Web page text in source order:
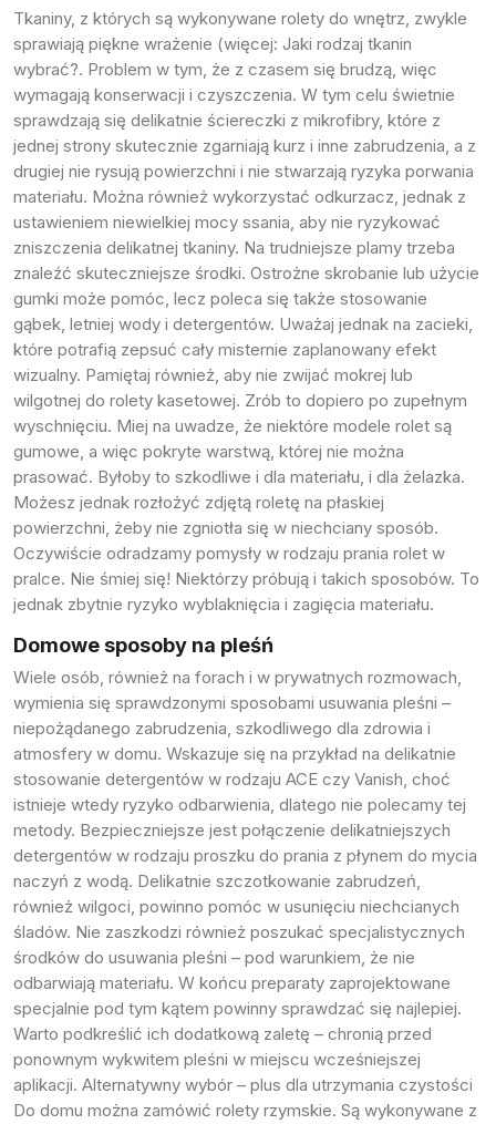
Tkaniny, z których są wykonywane rolety do wnętrz, zwykle
sprawiają piękne wrażenie (więcej: Jaki rodzaj tkanin
wybrać?. Problem w tym, że z czasem się brudzą, więc
wymagają konserwacji i czyszczenia. W tym celu świetnie
sprawdzają się delikatnie ściereczki z mikrofibry, które z
jednej strony skutecznie zgarniają kurz i inne zabrudzenia, a z
drugiej nie rysują powierzchni i nie stwarzają ryzyka porwania
materiału. Można również wykorzystać odkurzacz, jednak z
ustawieniem niewielkiej mocy ssania, aby nie ryzykować
zniszczenia delikatnej tkaniny. Na trudniejsze plamy trzeba
znaleźć skuteczniejsze środki. Ostrożne skrobanie lub użycie
gumki może pomóc, lecz poleca się także stosowanie
gąbek, letniej wody i detergentów. Uważaj jednak na zacieki,
które potrafią zepsuć cały misternie zaplanowany efekt
wizualny. Pamiętaj również, aby nie zwijać mokrej lub
wilgotnej do rolety kasetowej. Zrób to dopiero po zupełnym
wyschnięciu. Miej na uwadze, że niektóre modele rolet są
gumowe, a więc pokryte warstwą, której nie można
prasować. Byłoby to szkodliwe i dla materiału, i dla żelazka.
Możesz jednak rozłożyć zdjętą roletę na płaskiej
powierzchni, żeby nie zgniotła się w niechciany sposób.
Oczywiście odradzamy pomysły w rodzaju prania rolet w
pralce. Nie śmiej się! Niektórzy próbują i takich sposobów. To
jednak zbytnie ryzyko wyblaknięcia i zagięcia materiału.
Domowe sposoby na pleśń
Wiele osób, również na forach i w prywatnych rozmowach,
wymienia się sprawdzonymi sposobami usuwania pleśni –
niepożądanego zabrudzenia, szkodliwego dla zdrowia i
atmosfery w domu. Wskazuje się na przykład na delikatnie
stosowanie detergentów w rodzaju ACE czy Vanish, choć
istnieje wtedy ryzyko odbarwienia, dlatego nie polecamy tej
metody. Bezpieczniejsze jest połączenie delikatniejszych
detergentów w rodzaju proszku do prania z płynem do mycia
naczyń z wodą. Delikatnie szczotkowanie zabrudzeń,
również wilgoci, powinno pomóc w usunięciu niechcianych
śladów. Nie zaszkodzi również poszukać specjalistycznych
środków do usuwania pleśni – pod warunkiem, że nie
odbarwiają materiału. W końcu preparaty zaprojektowane
specjalnie pod tym kątem powinny sprawdzać się najlepiej.
Warto podkreślić ich dodatkową zaletę – chronią przed
ponownym wykwitem pleśni w miejscu wcześniejszej
aplikacji. Alternatywny wybór – plus dla utrzymania czystości
Do domu można zamówić rolety rzymskie. Są wykonywane z